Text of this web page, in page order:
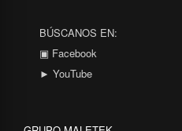
BÚSCANOS EN:
▣ Facebook
► YouTube